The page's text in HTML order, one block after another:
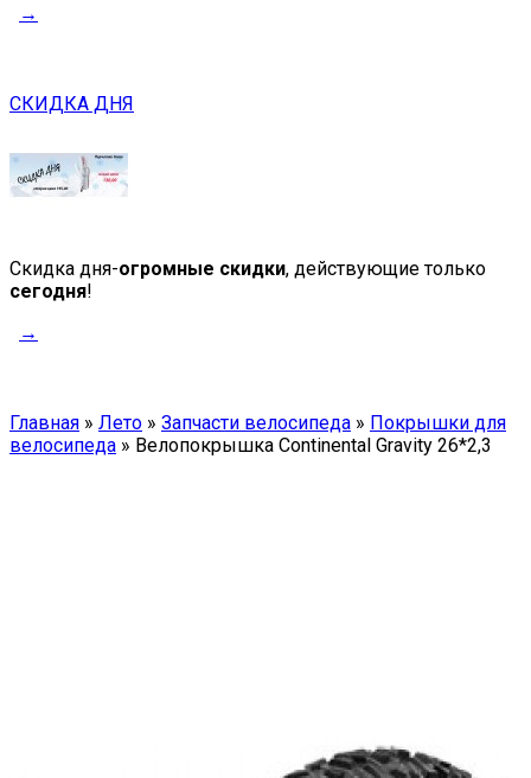
→
СКИДКА ДНЯ
Скидка дня-огромные скидки, действующие только
сегодня!
→
Главная » Лето » Запчасти велосипеда » Покрышки для
велосипеда » Велопокрышка Continental Gravity 26*2,3